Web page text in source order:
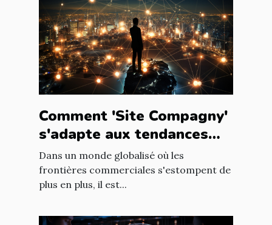
Comment 'Site Compagny'
s'adapte aux tendances
internationales du marché
en ligne
Dans un monde globalisé où les
frontières commerciales s'estompent de
plus en plus, il est...